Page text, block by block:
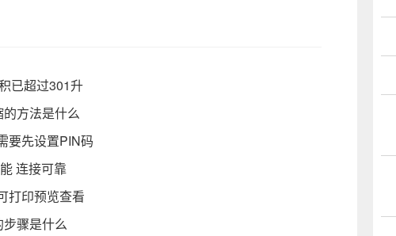
已超过301升
方法是什么
要先设置PIN码
连接可靠
打印预览查看
骤是什么